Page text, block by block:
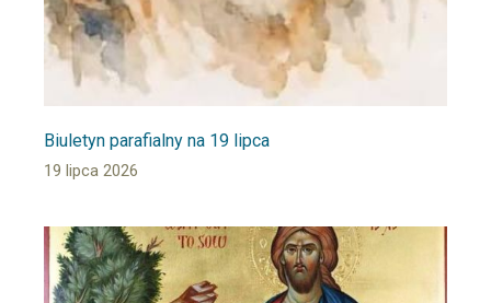
Biuletyn parafialny na 19 lipca
19 lipca 2026